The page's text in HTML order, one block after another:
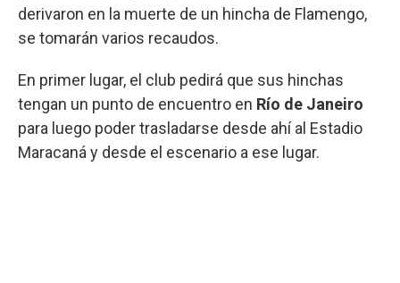
derivaron en la muerte de un hincha de Flamengo,
se tomarán varios recaudos.
En primer lugar, el club pedirá que sus hinchas
tengan un punto de encuentro en Río de Janeiro
para luego poder trasladarse desde ahí al Estadio
Maracaná y desde el escenario a ese lugar.